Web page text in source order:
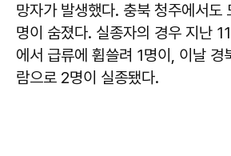
망자가 발생했다. 충북 청주에서도
명이 숨졌다. 실종자의 경우 지난
에서 급류에 휩쓸려 1명이, 이날 경
람으로 2명이 실종됐다.